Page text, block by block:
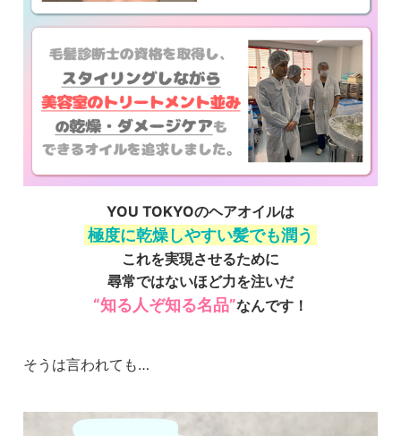
YOU TOKYOのヘアオイルは
極度に乾燥しやすい髪でも潤う
これを実現させるために
尋常ではないほど力を注いだ
“知る人ぞ知る名品”なんです！
そうは言われても…